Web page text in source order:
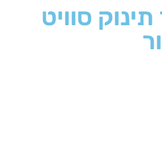
סוויט